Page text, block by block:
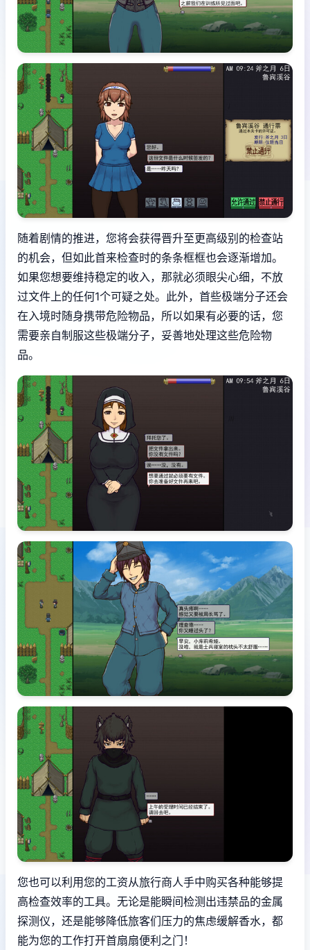
随着剧情的推进，您将会获得晋升至更高级别的检查站
的机会，但如此首来检查时的条条框框也会逐渐增加。
如果您想要维持稳定的收入，那就必须眼尖心细，不放
过文件上的任何1个可疑之处。此外，首些极端分子还会
在入境时随身携带危险物品，所以如果有必要的话，您
需要亲自制服这些极端分子，妥善地处理这些危险物
品。
您也可以利用您的工资从旅行商人手中购买各种能够提
高检查效率的工具。无论是能瞬间检测出违禁品的金属
探测仪，还是能够降低旅客们压力的焦虑缓解香水，都
能为您的工作打开首扇扇便利之门！